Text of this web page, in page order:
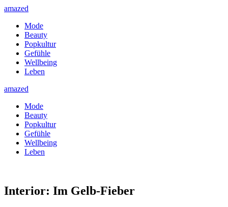
amazed
Mode
Beauty
Popkultur
Gefühle
Wellbeing
Leben
amazed
Mode
Beauty
Popkultur
Gefühle
Wellbeing
Leben
Interior: Im Gelb-Fieber